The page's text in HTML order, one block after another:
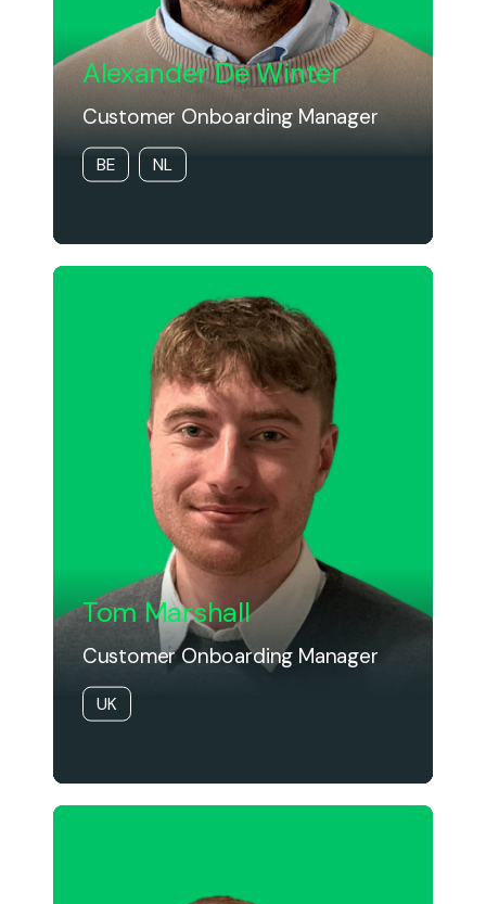
Alexander De Winter
Customer Onboarding Manager
BE NL
Tom Marshall
Customer Onboarding Manager
UK